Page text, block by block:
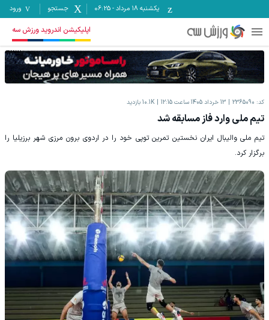
یکشنبه ۱۸ مرداد -
06:25 جستجو ورود
اپلیکیشن اندروید ورزش سه
کد: 2365090 13 خرداد 1405 ساعت 12:15 10.1K بازدید
تیم ملی وارد فاز مسابقه شد
تیم ملی والیبال ایران نخستین تمرین توپی خود را در اردوی برون مرزی شهر برزیلیا را
برگزار کرد.